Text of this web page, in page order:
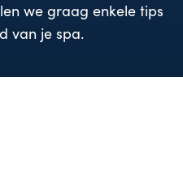
we graag enkele tips
van je spa.